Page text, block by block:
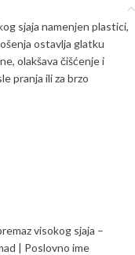
sjaja namenjen plastici,
ostavlja glatku
olakšava čišćenje i
pranja ili za brzo
visokog sjaja –
| Poslovno ime